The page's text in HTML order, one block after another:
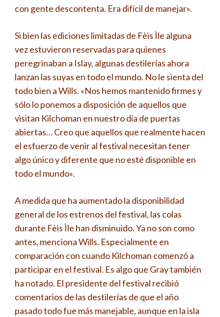
con gente descontenta. Era difícil de manejar».
Si bien las ediciones limitadas de Fèis Ìle alguna
vez estuvieron reservadas para quienes
peregrinaban a Islay, algunas destilerías ahora
lanzan las suyas en todo el mundo. No le sienta del
todo bien a Wills. «Nos hemos mantenido firmes y
sólo lo ponemos a disposición de aquellos que
visitan Kilchoman en nuestro día de puertas
abiertas… Creo que aquellos que realmente hacen
el esfuerzo de venir al festival necesitan tener
algo único y diferente que no esté disponible en
todo el mundo».
A medida que ha aumentado la disponibilidad
general de los estrenos del festival, las colas
durante Fèis Ìle han disminuido. Ya no son como
antes, menciona Wills. Especialmente en
comparación con cuando Kilchoman comenzó a
participar en el festival. Es algo que Gray también
ha notado. El presidente del festival recibió
comentarios de las destilerías de que el año
pasado todo fue más manejable, aunque en la isla